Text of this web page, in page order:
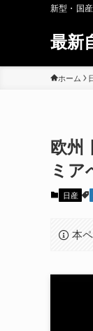
新型・国
最新
ホーム
欧州
ミア
日産
本